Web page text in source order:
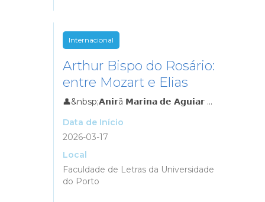
Internacional
Arthur Bispo do Rosário:
entre Mozart e Elias
👤&nbsp;𝗔𝗻𝗶𝗿ã 𝗠𝗮𝗿𝗶𝗻𝗮 𝗱𝗲 𝗔𝗴𝘂𝗶𝗮𝗿 ...
Data de Início
2026-03-17
Local
Faculdade de Letras da Universidade
do Porto